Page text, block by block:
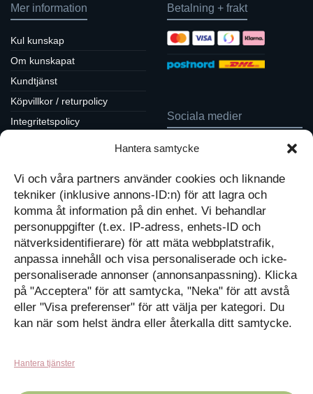
Hantera samtycke
Vi och våra partners använder cookies och liknande
tekniker (inklusive annons-ID:n) för att lagra och
komma åt information på din enhet. Vi behandlar
personuppgifter (t.ex. IP-adress, enhets-ID och
nätverksidentifierare) för att mäta webbplatstrafik,
anpassa innehåll och visa personaliserade och icke-
personaliserade annonser (annonsanpassning). Klicka
på "Acceptera" för att samtycka, "Neka" för att avstå
eller "Visa preferenser" för att välja per kategori. Du
kan när som helst ändra eller återkalla ditt samtycke.
Hantera tjänster
Mer information
Kul kunskap
Om kunskapat
Kundtjänst
Köpvillkor / returpolicy
Integritetspolicy
Mitt konto
Kassan
Betalning + frakt
Sociala medier
Följ oss på Facebook
Inspiration på Pinterest
Diskutera på LinkedIn
Varukorg
Inga produkter i varukorgen.
GÅ TILLBAKA TILL
BUTIKEN
Kunskapat
Med barn och ungas
nyfikenhet som inspiration
skapar vi design som
förmedlar kunskap till en ny
generation.